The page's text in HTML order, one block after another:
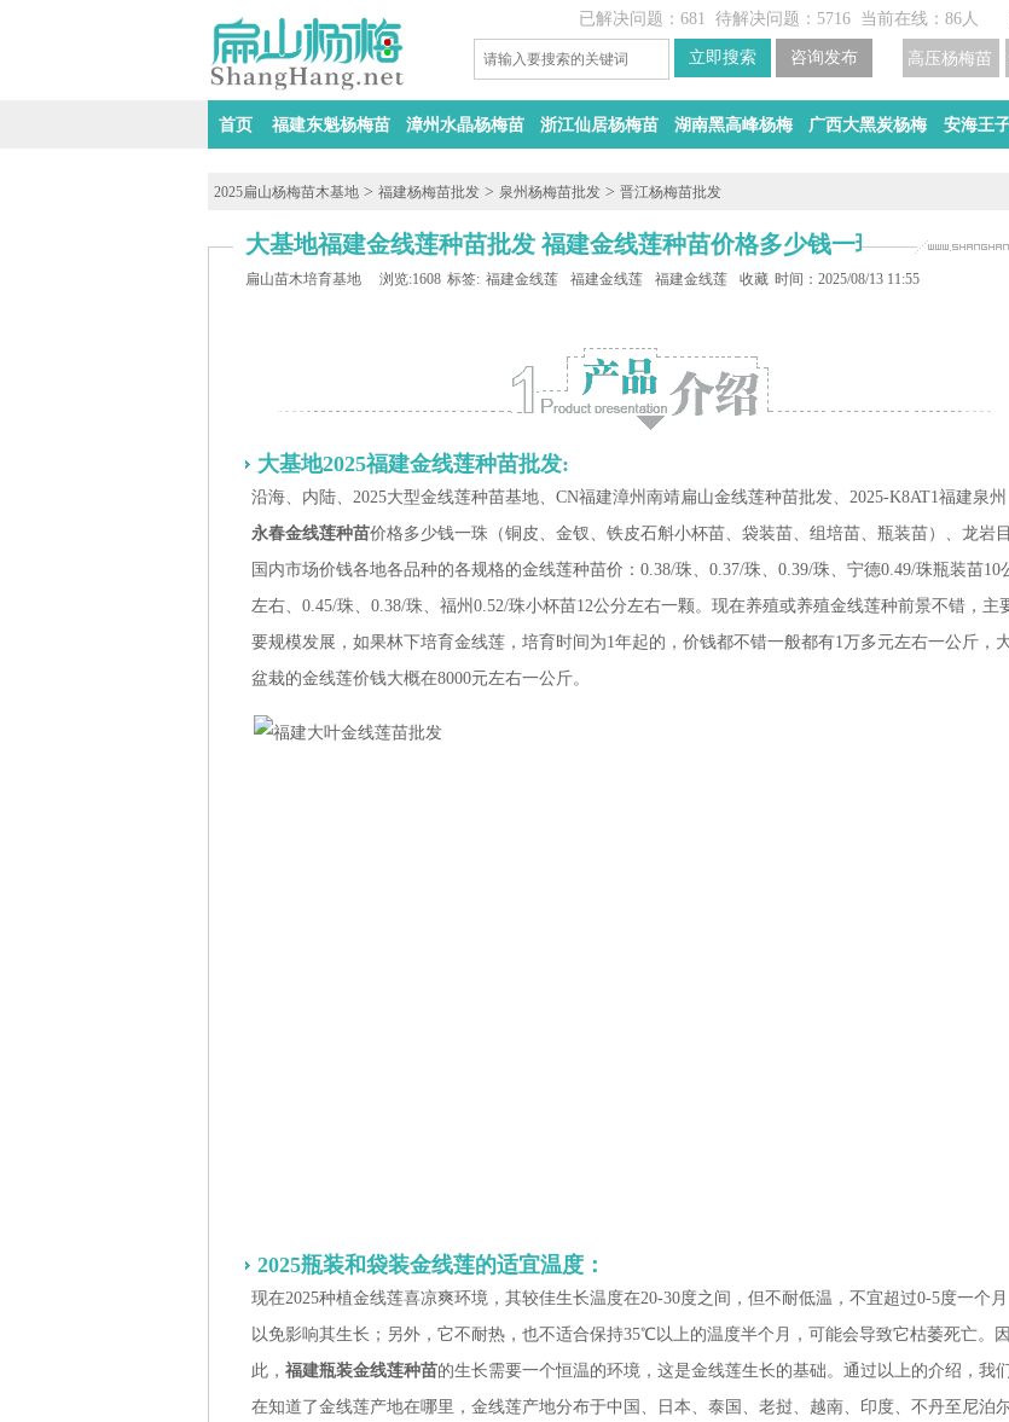
已解决问题：681 待解决问题：5716 当前在线：86人
高压杨梅苗
首页 福建东魁杨梅苗 漳州水晶杨梅苗 浙江仙居杨梅苗 湖南黑高峰杨梅 广西大黑炭杨梅 安海王
2025扁山杨梅苗木基地 > 福建杨梅苗批发 > 泉州杨梅苗批发 > 晋江杨梅苗批发
大基地福建金线莲种苗批发 福建金线莲种苗价格多少钱一珠
扁山苗木培育基地 浏览:1608 标签: 福建金线莲种苗批发福建金线莲种苗价格福建金线莲种苗多少钱一珠
收藏 时间：2025/08/13 11:55
大基地2025福建金线莲种苗批发:
沿海、内陆、2025大型金线莲种苗基地、CN福建漳州南靖扁山金线莲种苗批发、2025-K8AT1福建泉州
永春金线莲种苗价格多少钱一珠（铜皮、金钗、铁皮石斛小杯苗、袋装苗、组培苗、瓶装苗）、龙岩
国内市场价钱各地各品种的各规格的金线莲种苗价： 0.38/珠、 0.37/珠、 0.39/珠、宁德0.49/珠瓶装苗10
左右、 0.45/珠、 0.38/珠、福州 0.52/珠小杯苗12公分左右一颗。现在养殖或养殖金线莲种前景不错，主
要规模发展，如果林下培育金线莲，培育时间为1年起的，价钱都不错一般都有1万多元左右一公斤，
盆栽的金线莲价钱大概在8000元左右一公斤。
2025瓶装和袋装金线莲的适宜温度：
现在2025种植金线莲喜凉爽环境，其较佳生长温度在20-30度之间，但不耐低温，不宜超过0-5度一个月
以免影响其生长；另外，它不耐热，也不适合保持35℃以上的温度半个月，可能会导致它枯萎死亡。因
此， 福建瓶装金线莲种苗的生长需要一个恒温的环境，这是金线莲生长的基础。通过以上的介绍，我
在知道了金线莲产地在哪里，金线莲产地分布于中国、日本、泰国、老挝、越南、印度、不丹至尼泊尔